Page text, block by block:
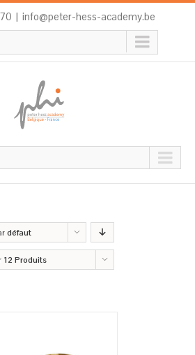
| info@peter-hess-academy.be
défaut
12 Produits